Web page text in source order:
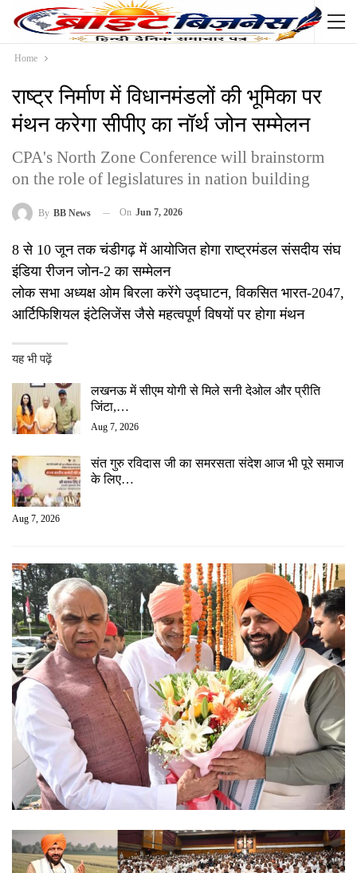
Home
राष्ट्र निर्माण में विधानमंडलों की भूमिका पर
मंथन करेगा सीपीए का नॉर्थ जोन सम्मेलन
CPA's North Zone Conference will brainstorm
on the role of legislatures in nation building
By BB News On Jun 7, 2026
8 से 10 जून तक चंडीगढ़ में आयोजित होगा राष्ट्रमंडल संसदीय संघ
इंडिया रीजन जोन-2 का सम्मेलन
लोक सभा अध्यक्ष ओम बिरला करेंगे उद्घाटन, विकसित भारत-2047,
आर्टिफिशियल इंटेलिजेंस जैसे महत्वपूर्ण विषयों पर होगा मंथन
यह भी पढ़ें
लखनऊ में सीएम योगी से मिले सनी देओल और प्रीति
जिंटा,…
Aug 7, 2026
संत गुरु रविदास जी का समरसता संदेश आज भी पूरे समाज
के लिए…
Aug 7, 2026